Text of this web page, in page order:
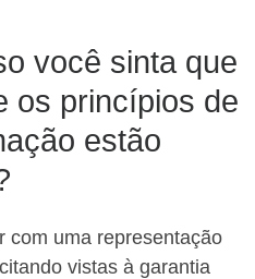
você sinta que
os princípios de
estão
com uma representação
vistas à garantia